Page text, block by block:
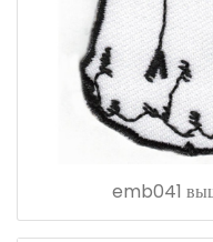
emb041